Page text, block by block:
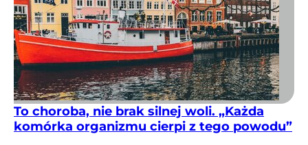
To choroba, nie brak silnej woli. „Każda
komórka organizmu cierpi z tego powodu”